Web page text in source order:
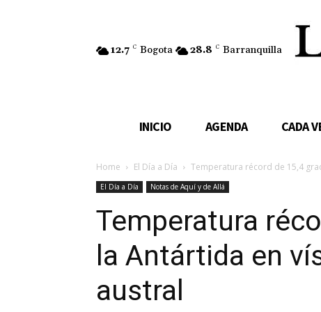
12.7 C Bogota 28.8 C Barranquilla
INICIO AGENDA CADA
Home El Día a Día Temperatura récord de 15,4
El Día a Día Notas de Aquí y de Allá
Temperatura
la Antártida en
austral